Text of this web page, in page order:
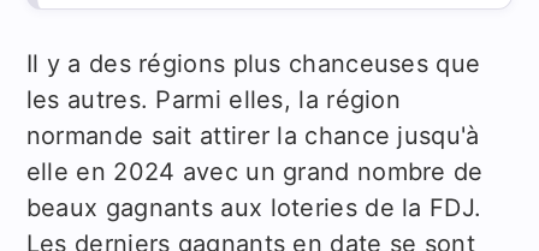
Il y a des régions plus chanceuses que
les autres. Parmi elles, la région
normande sait attirer la chance jusqu'à
elle en 2024 avec un grand nombre de
beaux gagnants aux loteries de la FDJ.
Les derniers gagnants en date se sont